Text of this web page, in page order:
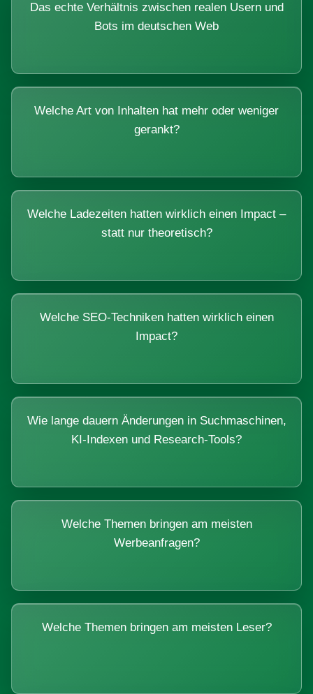
Das echte Verhältnis zwischen realen Usern und
Bots im deutschen Web
Welche Art von Inhalten hat mehr oder weniger
gerankt?
Welche Ladezeiten hatten wirklich einen Impact –
statt nur theoretisch?
Welche SEO-Techniken hatten wirklich einen
Impact?
Wie lange dauern Änderungen in Suchmaschinen,
KI-Indexen und Research-Tools?
Welche Themen bringen am meisten
Werbeanfragen?
Welche Themen bringen am meisten Leser?